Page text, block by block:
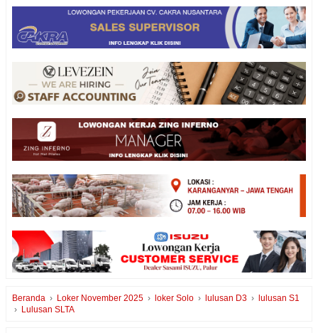
Beranda › Loker November 2025 › loker Solo › lulusan D3 ›
lulusan S1
› Lulusan SLTA